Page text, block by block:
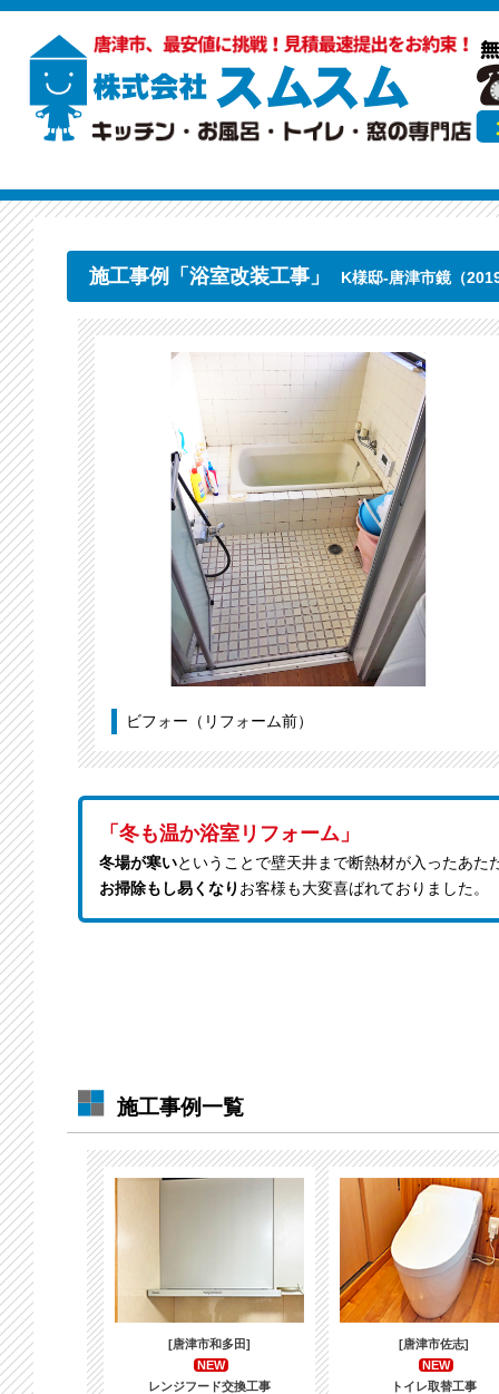
施工事例「浴室改装工事」 K様邸-唐津市鏡（
ビフォー（リフォーム前）
「冬も温か浴室リフォーム」
冬場が寒いということで壁天井まで断熱材が入ったあ
お掃除もし易くなり お客様も大変喜ばれておりました。
施工事例一覧
[唐津市和多田]
NEW
レンジフード交換工事
[唐津市佐志]
NEW
トイレ取替工事